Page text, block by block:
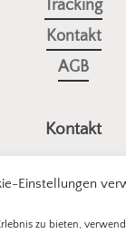
Einstellungen
zu bieten,
Tracking
Kontakt
AGB
Kontakt
Stuttgarter
73614